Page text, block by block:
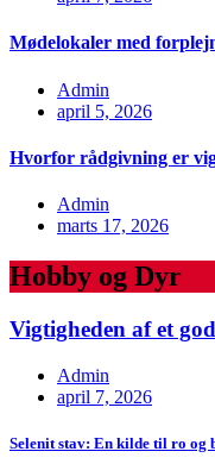
Mødelokaler med
Admin
april 5, 2026
Hvorfor rådgivning er
Admin
marts 17, 2026
Hobby og Dyr
Vigtigheden af et
Admin
april 7, 2026
Selenit stav: En kilde til ro og